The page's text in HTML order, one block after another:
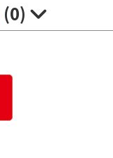
(0)